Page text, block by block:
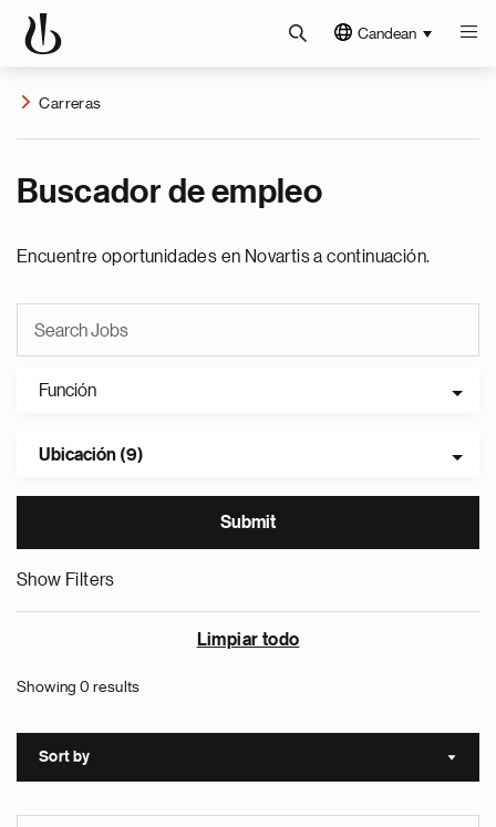
Candean
Carreras
Buscador de empleo
Encuentre oportunidades en Novartis a continuación.
Función
Ubicación (9)
Show Filters
Limpiar todo
Showing 0 results
Sort by Sort